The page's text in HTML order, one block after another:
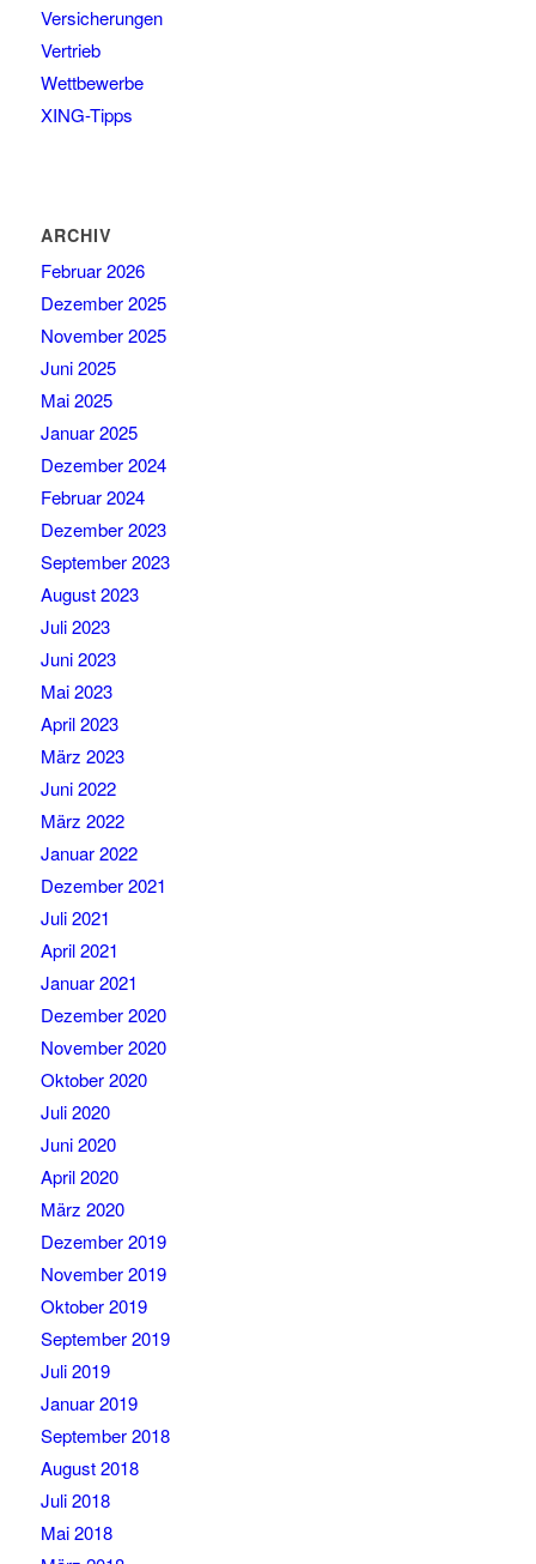
Versicherungen
Vertrieb
Wettbewerbe
XING-Tipps
ARCHIV
Februar 2026
Dezember 2025
November 2025
Juni 2025
Mai 2025
Januar 2025
Dezember 2024
Februar 2024
Dezember 2023
September 2023
August 2023
Juli 2023
Juni 2023
Mai 2023
April 2023
März 2023
Juni 2022
März 2022
Januar 2022
Dezember 2021
Juli 2021
April 2021
Januar 2021
Dezember 2020
November 2020
Oktober 2020
Juli 2020
Juni 2020
April 2020
März 2020
Dezember 2019
November 2019
Oktober 2019
September 2019
Juli 2019
Januar 2019
September 2018
August 2018
Juli 2018
Mai 2018